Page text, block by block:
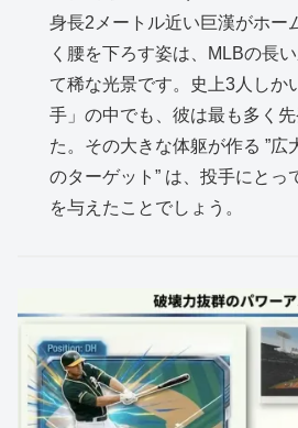
身長2メートル近い巨漢がホー
く腰を下ろす姿は、MLBの長
て稀な光景です。史上3人しか
手」の中でも、彼は最も多く
た。その大きな体躯が作る ”広
のターゲット” は、投手にとっ
を与えたことでしょう。